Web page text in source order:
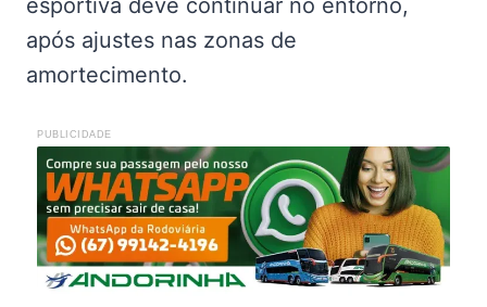
esportiva deve continuar no entorno,
após ajustes nas zonas de
amortecimento.
PUBLICIDADE